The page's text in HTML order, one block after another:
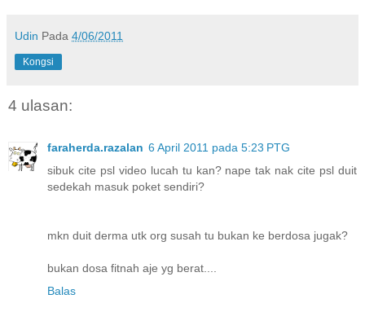
Udin Pada 4/06/2011
Kongsi
4 ulasan:
faraherda.razalan 6 April 2011 pada 5:23 PTG
sibuk cite psl video lucah tu kan? nape tak nak cite psl duit
sedekah masuk poket sendiri?
mkn duit derma utk org susah tu bukan ke berdosa jugak?
bukan dosa fitnah aje yg berat....
Balas